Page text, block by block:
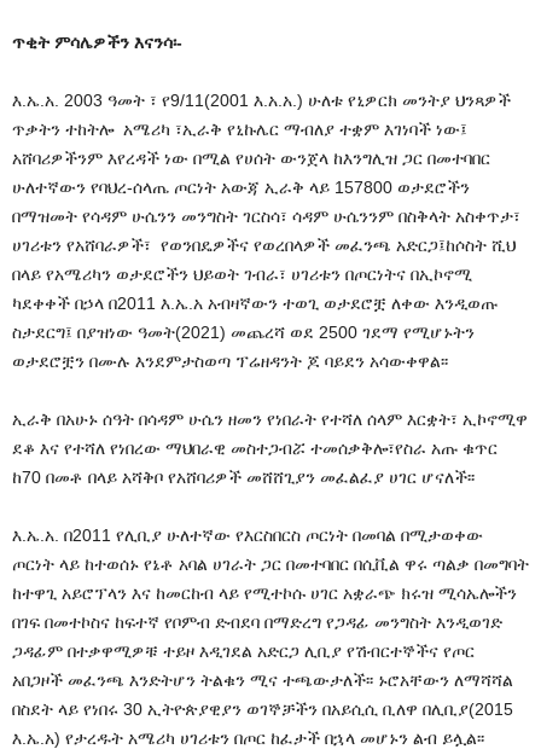
ጥቂት ምሳሌዎችን እናንሳ፡-
እ.ኤ.አ. 2003 ዓመት ፣ የ9/11(2001 እ.አ.አ.) ሁለቱ የኒዎርክ መንትያ ህንጻዎች
ጥቃትን ተከትሎ አሜሪካ ፣ኢራቅ የኒኩሌር ማብለያ ተቋም እገነባች ነው፤
አሸባሪዎችንም እየረዳች ነው በሚል የሀሰት ውንጀላ ከእንግሊዝ ጋር በመተባበር
ሁለተኛውን የባህረ-ሰላጤ ጦርነት አውጃ ኢራቅ ላይ 157800 ወታደሮችን
በማዝመት የሳዳም ሁሴንን መንግስት ገርስሳ፣ ሳዳም ሁሴንንም በስቅላት አስቀጥታ፣
ሀገሪቱን የአሸባራዎች፣ የወንበዴዎችና የወረበላዎች መፈንጫ አድርጋ፤ከሶስት ሺህ
በላይ የአሜሪካን ወታደሮችን ህይወት ገብራ፣ ሀገሪቱን በጦርነትና በኢኮኖሚ
ካደቀቀች በኃላ በ2011 እ.ኤ.አ አብዛኛውን ተወጊ ወታደሮቿ ለቀው እንዲወጡ
ስታደርግ፤ በያዝነው ዓመት(2021) መጨረሻ ወደ 2500 ገደማ የሚሆኑትን
ወታደሮቿን በሙሉ እንደምታስወጣ ፕሬዘዳንት ጆ ባይደን አሳውቀዋል፡፡
ኢራቅ በአሁኑ ሰዓት በሳዳም ሁሴን ዘመን የነበራት የተሻለ ሰላም እርቋት፣ ኢኮኖሚዋ
ደቆ እና የተሻለ የነበረው ማህበራዊ መስተጋብሯ ተመሰቃቅሎ፣የስራ አጡ ቁጥር
ከ70 በመቶ በላይ አሻቅቦ የአሸባሪዎች መሸሸጊያን መፈልፈያ ሀገር ሆናለች፡፡
እ.ኤ.አ. በ2011 የሊቢያ ሁለተኛው የእርስበርስ ጦርነት በመባል በሚታወቀው
ጦርነት ላይ ከተወሰኑ የኔቶ አባል ሀገራት ጋር በመተባበር በሲቪል ዋሩ ጣልቃ በመግባት
ከተዋጊ አይሮፕላን እና ከመርከብ ላይ የሚተኮሱ ሀገር አቋራጭ ክሩዝ ሚሳኤሎችን
በገፍ በመተኮስና ከፍተኛ የቦምብ ድብደባ በማድረግ የጋዳፊ መንግስት እንዲወገድ
ጋዳፊም በተቃዋሚዎቹ ተይዞ እዲገደል አድርጋ ሊቢያ የሽብርተኞችና የጦር
አበጋዞች መፈንጫ እንድትሆን ትልቁን ሚና ተጫውታለች፡፡ ኑሮአቸውን ለማሻሻል
በስደት ላይ የነበሩ 30 ኢትዮጵያዊያን ወገኞቻችን በአይሲሲ ቢለዋ በሊቢያ(2015
እ.ኤ.አ) የታረዱት አሜሪካ ሀገሪቱን በጦር ከፈታች በኋላ መሆኑን ልብ ይሏል፡፡